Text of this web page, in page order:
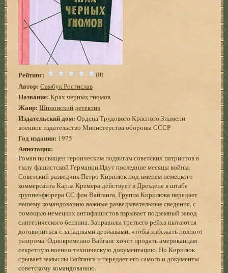
Рейтинг: (0)
Автор: Самбук Ростислав
Название: Крах черных гномов
Жанр: Шпионский детектив
Издательский дом: Ордена Трудового Красного Знамени
военное издательство Министерства обороны СССР
Год издания: 1975
Аннотация:
Роман посвящен героическим подвигам советских патриотов в
тылу фашистской Германии.Идут последние месяцы войны.
Советский разведчик Петро Кирилюк под именем немецкого
коммерсанта Карла Кремера действует в Дрездене в штабе
группенфюрера СС фон Вайганга. Группа Кирилюка передает
нашему командованию важные разведывательные сведения, с
помощью немецких антифашистов взрывает подземный завод
синтетического бензина. Заправилы третьего рейха пытаются
договориться с западными державами, чтобы избежать полного
разгрома. Одновременно Вайганг хочет продать американцам
секретную военно-техническую документацию. Но Кирилюк
срывает замыслы Вайганга и передает его самого и документы
советскому командованию.